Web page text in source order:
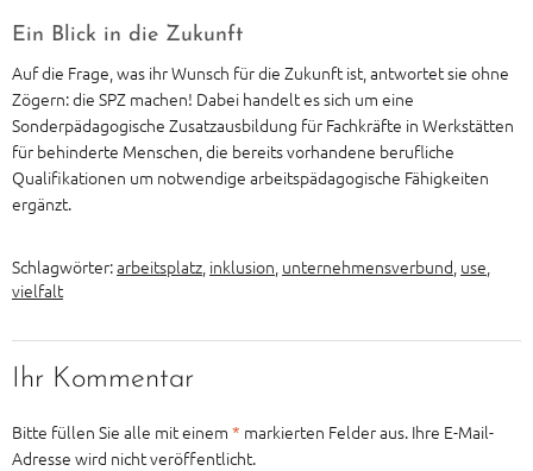
Ein Blick in die Zukunft
Auf die Frage, was ihr Wunsch für die Zukunft ist, antwortet sie ohne
Zögern: die SPZ machen! Dabei handelt es sich um eine
Sonderpädagogische Zusatzausbildung für Fachkräfte in Werkstätten
für behinderte Menschen, die bereits vorhandene berufliche
Qualifikationen um notwendige arbeitspädagogische Fähigkeiten
ergänzt.
Schlagwörter:arbeitsplatz inklusion unternehmensverbund use
vielfalt
Ihr Kommentar
Bitte füllen Sie alle mit einem * markierten Felder aus. Ihre E-Mail-
Adresse wird nicht veröffentlicht.